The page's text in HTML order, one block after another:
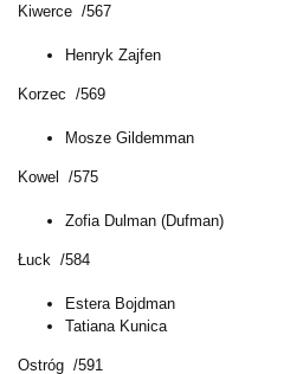
Kiwerce /567
Henryk Zajfen
Korzec /569
Mosze Gildemman
Kowel /575
Zofia Dulman (Dufman)
Łuck /584
Estera Bojdman
Tatiana Kunica
Ostróg /591